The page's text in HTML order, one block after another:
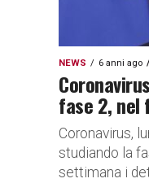
NEWS 6 anni ago
fase 2,
Coronavirus,
studiando la
settimana i